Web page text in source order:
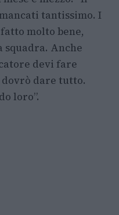
tantissimo. I
molto bene,
squadra. Anche
devi fare
dare tutto.
loro”.